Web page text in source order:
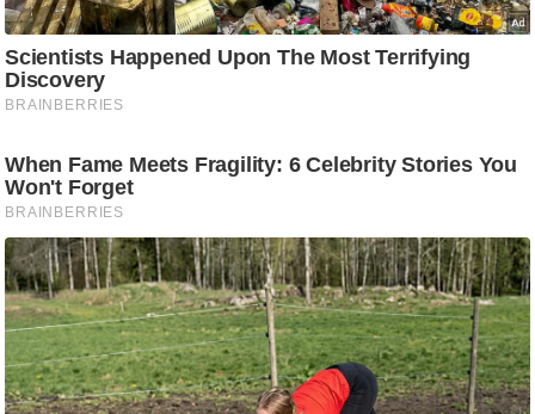
s
ला
इ
फ
इ
ल
टे
क्नॉ
लॉ
जी
ब्यू
टी